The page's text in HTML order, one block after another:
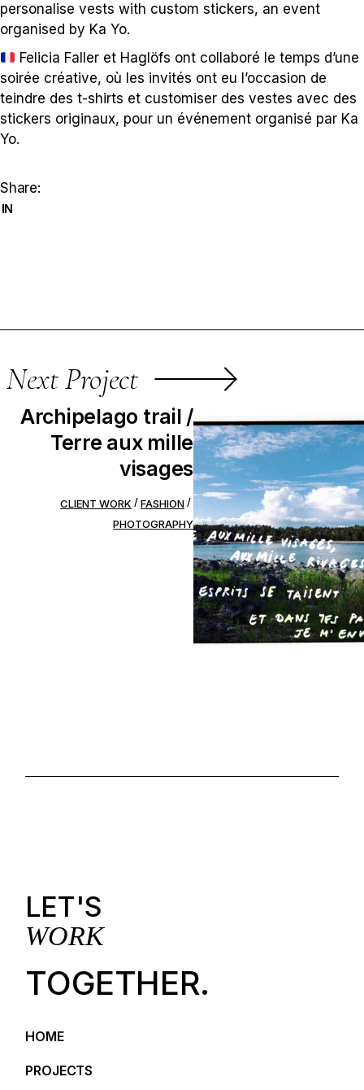
personalise vests with custom stickers, an event
organised by Ka Yo.
Felicia Faller et Haglöfs ont collaboré le temps d’une
soirée créative, où les invités ont eu l’occasion de
teindre des t-shirts et customiser des vestes avec des
stickers originaux, pour un événement organisé par Ka
Yo.
Share:
IN
Next Project
Archipelago trail /
Terre aux mille
visages
CLIENT WORK
FASHION
PHOTOGRAPHY
LET'S
WORK
TOGETHER.
HOME
PROJECTS